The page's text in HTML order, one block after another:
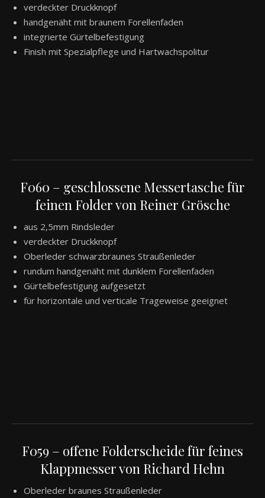
verdeckter Druckknopf
handgenäht mit braunem Forellenfaden
integrierte Gürtelbefestigung
Finish mit Spezialpflege und Hartwachspolitur
F060 – geschlossene Messertasche für
feinen Folder von Reiner Grösche
aus 2,5mm Rindsleder
verdeckter Druckknopf
Oberleder schwarzbraunes Straußenleder
rundum handgenäht mit dunklem Forellenfaden
Gürtelbefestigung aufgesetzt
für horizontale und verticale Trageweise geeignet
F059 – offene Folderscheide für feines
Klappmesser von Richard Hehn
Oberleder braunes Straußenleder